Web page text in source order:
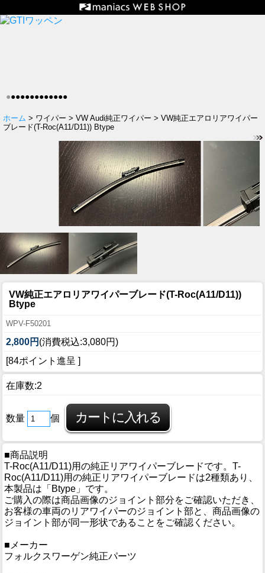
●●●●●●●●●●●●●
ホーム > ワイパー > VW Audi純正ワイパー > VW純正エアロリアワイパー
ブレード(T-Roc(A11/D11)) Btype
VW純正エアロリアワイパーブレード(T-Roc(A11/D11))
Btype
WPV-F50201
2,800円 (消費税込:3,080円)
[84ポイント進呈 ]
在庫数:2
数量 個
■商品説明
T-Roc(A11/D11)用の純正リアワイパーブレードです。T-
Roc(A11/D11)用の純正リアワイパーブレードは2種類あり、
本製品は「Btype」です。
ご購入の際は商品画像のジョイント部分をご確認いただき、
お客様の車両のリアワイパーのジョイント部と、商品画像の
ジョイント部が同一形状であることをご確認ください。
■メーカー
フォルクスワーゲン純正パーツ